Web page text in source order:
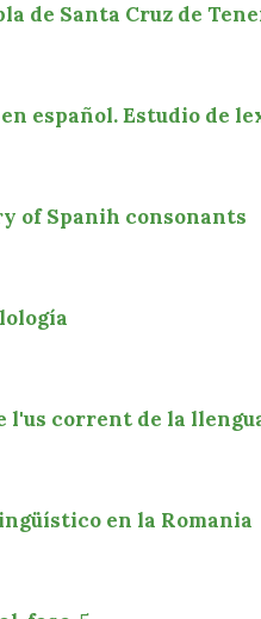
de Santa Cruz de
español. Estudio de
of Spanih consonants
l'us corrent de la
en la Romania